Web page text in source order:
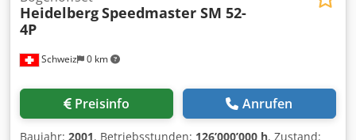
Schweiz 0 km
HeidelbergSpeedmaster SM 52-
4P
Preisinfo Anrufen
Baujahr: 2001, Betriebsstunden: 126’000’000 h, Zustand: